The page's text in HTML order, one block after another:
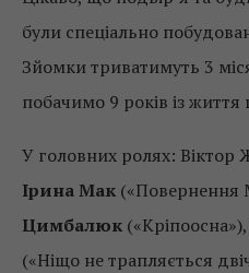
були спеціально
Зйомки триватимуть 3
побачимо 9 років із життя
У головних ролях: Віктор
Ірина Мак («Повернення
Цимбалюк («Кріпоосна»),
(«Ніщо не трапляється